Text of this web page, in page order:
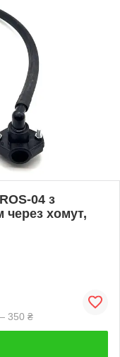
04 з
через хомут,
350 ₴